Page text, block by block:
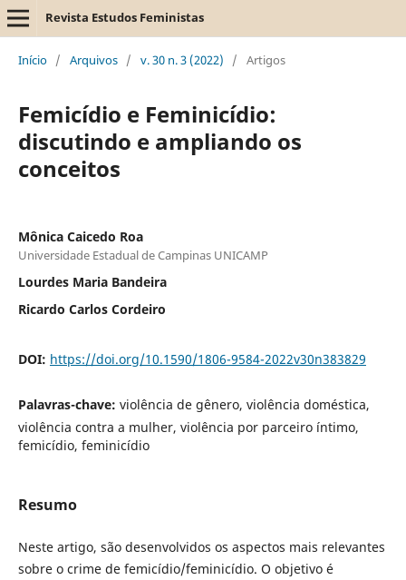
Revista Estudos Feministas
Início / Arquivos / v. 30 n. 3 (2022) / Artigos
Femicídio e Feminicídio:
discutindo e ampliando os
conceitos
Mônica Caicedo Roa
Universidade Estadual de Campinas UNICAMP
Lourdes Maria Bandeira
Ricardo Carlos Cordeiro
DOI: https://doi.org/10.1590/1806-9584-2022v30n383829
Palavras-chave: violência de gênero, violência doméstica,
violência contra a mulher, violência por parceiro íntimo,
femicídio, feminicídio
Resumo
Neste artigo, são desenvolvidos os aspectos mais relevantes
sobre o crime de femicídio/feminicídio. O objetivo é